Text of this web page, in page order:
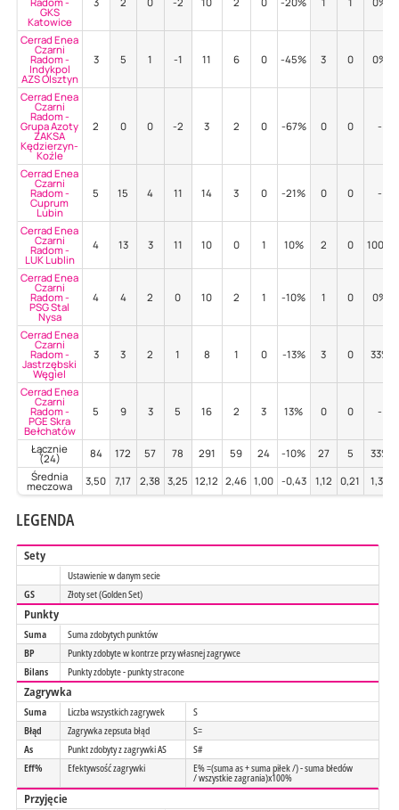
GKS
Katowice
Cerrad Enea
Czarni
Radom -
Indykpol
AZS Olsztyn
3 5 1 -1 11 6 0 -45% 3 0 0%
Cerrad Enea
Czarni
Radom -
Grupa Azoty
ZAKSA
Kędzierzyn-
Koźle
2 0 0 -2 3 2 0 -67% 0 0 -
Cerrad Enea
Czarni
Radom -
Cuprum
Lubin
5 15 4 11 14 3 0 -21% 0 0 -
Cerrad Enea
Czarni
Radom -
LUK Lublin
4 13 3 11 10 0 1 10% 2 0 100%
Cerrad Enea
Czarni
Radom -
PSG Stal
Nysa
4 4 2 0 10 2 1 -10% 1 0 0%
Cerrad Enea
Czarni
Radom -
Jastrzębski
Węgiel
3 3 2 1 8 1 0 -13% 3 0 33%
Cerrad Enea
Czarni
Radom -
PGE Skra
Bełchatów
5 9 3 5 16 2 3 13% 0 0 -
Łącznie
(24) 84 172 57 78 291 59 24 -10% 27 5
33%
Średnia
meczowa 3,50 7,17 2,38 3,25 12,12 2,46 1,00 -0,43 1,12 0,21 1,39
LEGENDA
Sety
Ustawienie w danym secie
GS
Złoty set (Golden Set)
Punkty
Suma
Suma zdobytych punktów
BP
Punkty zdobyte w kontrze przy własnej zagrywce
Bilans
Punkty zdobyte - punkty stracone
Zagrywka
Suma Liczba wszystkich zagrywek
S
Błąd
Zagrywka zepsuta błąd
S=
As
Punkt zdobyty z zagrywki AS
S#
Eff%
Efektywsość zagrywki E% =(suma as + suma piłek /) - suma błedów
/ wszystkie zagrania)x100%
Przyjęcie